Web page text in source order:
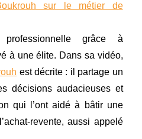
sur le métier de
grâce à
à une élite. Dans sa vidéo,
est décrite : il partage un
décisions audacieuses et
qui l’ont aidé à bâtir une
revente, aussi appelé